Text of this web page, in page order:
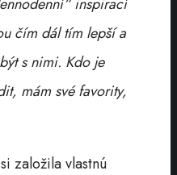
čím dál tím lepší a
s nimi. Kdo je
mám své favority,
založila vlastnú